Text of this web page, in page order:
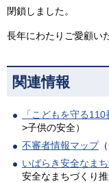
閉鎖しました。
長年にわたりご愛顧い
関連情報
「こどもを守る
>子供の安全）
不審者情報マップ
いばらき安全なま
安全なまちづくり推